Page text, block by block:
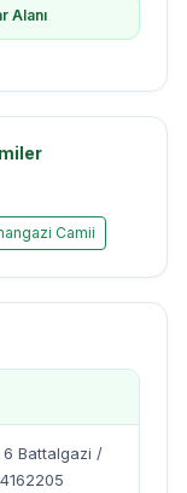
Alanı
Camii
6 Battalgazi /